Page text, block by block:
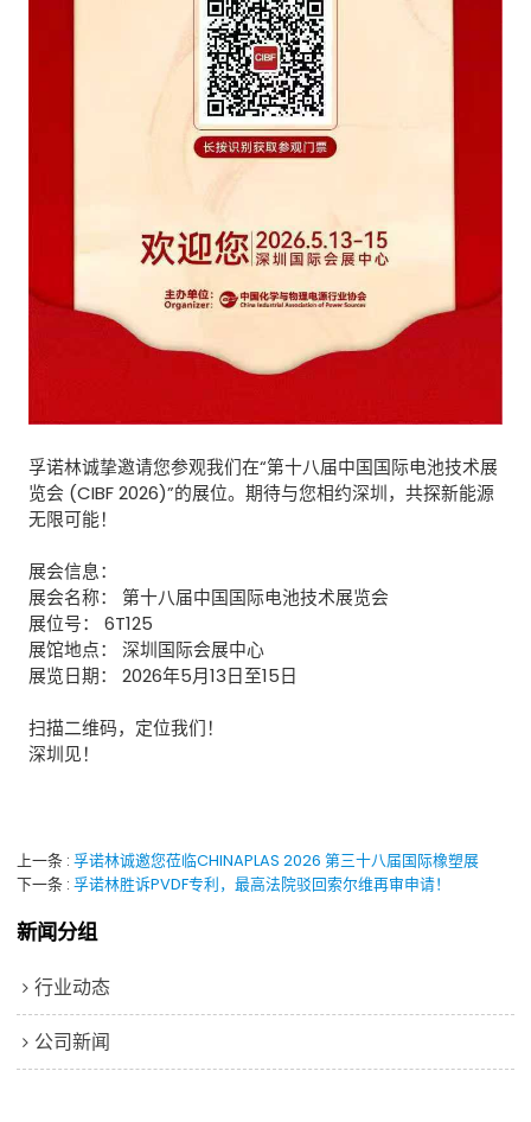
孚诺林诚挚邀请您参观我们在“第十八届中国国际电池技术展
览会 (CIBF 2026)”的展位。期待与您相约深圳，共探新能源
无限可能！
展会信息：
展会名称：​ 第十八届中国国际电池技术展览会
展位号：​ 6T125
展馆地点：​ 深圳国际会展中心
展览日期：​ 2026年5月13日至15日
扫描二维码，定位我们！
深圳见！
上一条 孚诺林诚邀您莅临CHINAPLAS 2026 第三十八届国际橡塑展
下一条 孚诺林胜诉PVDF专利，最高法院驳回索尔维再审申请！
新闻分组
行业动态
公司新闻